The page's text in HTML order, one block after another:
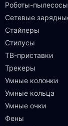
Роботы-пылесосы
Сетевые
Стайлеры
Стилусы
ТВ-приставки
Трекеры
Умные колонки
Умные кольца
Умные очки
Фены